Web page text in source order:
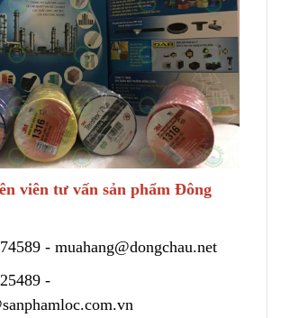
viên tư vấn sản phẩm Đông
- muahang@dongchau.net
-